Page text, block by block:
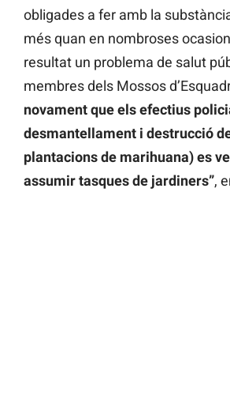
obligades a fer amb la
més quan en nombroses
resultat un problema de salut
membres dels Mossos
novament que els efectius
desmantellament i destrucció
plantacions de marihuana) es
assumir tasques de jardiners”,